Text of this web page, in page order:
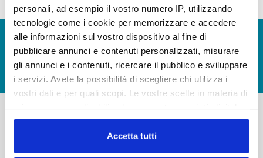
personali, ad esempio il vostro numero IP, utilizzando
tecnologie come i cookie per memorizzare e accedere
alle informazioni sul vostro dispositivo al fine di
pubblicare annunci e contenuti personalizzati, misurare
gli annunci e i contenuti, ricercare il pubblico e sviluppare
i servizi. Avete la possibilità di scegliere chi utilizza i
vostri dati e per quali scopi. Le vostre scelte in materia di
in cui avete effettuato le vostre scelte. È possibile
modificare o revocare il proprio consenso in qualsiasi
momento dalla Dichiarazione sui cookie o facendo clic
Accetta tutti
© Copyright 2017 - 2026
GLOSSARIO
GIUDICA IL SERVIZIO
LAVORA CON NOI
Publiacqua S.p.A
-
FAQ